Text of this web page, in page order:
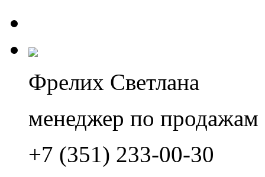
Фрелих Светлана
менеджер по продажам
+7 (351) 233-00-30